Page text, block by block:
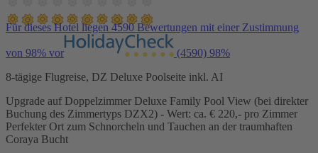
Für dieses Hotel liegen 4590 Bewertungen mit einer Zustimmung
von 98% vor (4590) 98%
8-tägige Flugreise, DZ Deluxe Poolseite inkl. AI
Upgrade auf Doppelzimmer Deluxe Family Pool View (bei direkter
Buchung des Zimmertyps DZX2) - Wert: ca. € 220,- pro Zimmer
Perfekter Ort zum Schnorcheln und Tauchen an der traumhaften
Coraya Bucht